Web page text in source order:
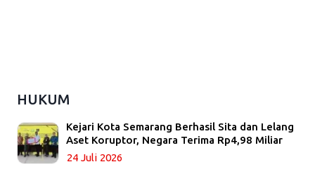
HUKUM
Kejari Kota Semarang Berhasil Sita dan Lelang
Aset Koruptor, Negara Terima Rp4,98 Miliar
24 Juli 2026